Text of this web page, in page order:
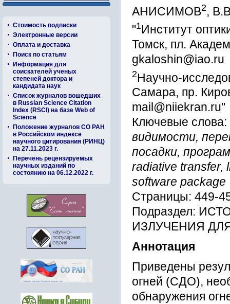
Стоимость подписки
Электронные версии
Оплата и доставка
Поиск по статьям
Информация для
соискателей ученых
степеней доктора и
кандидата наук
Список журналов вошедших
в Russian Science Citation
Index (RSCI) на базе Web of
Science
Положение журналов СО РАН
в Российском индексе
научного цитирования (РИНЦ)
на 27.11.2023 г.
Перечень рецензируемых
научных изданий по
состоянию на 06.12.2022 г.
АНИСИМОВ2,
"1Институт
Томск, пл.
gkaloshin@iao.ru
2Научно-
Самара, пр.
mail@niiekran.ru"
Ключевые слова:
видимости,
посадки,
radiative transfer,
software package
Страницы: 449-
Подраздел:
ИЗЛУЧЕНИЯ
Аннотация
Приведены
огней (СДО),
обнаружения